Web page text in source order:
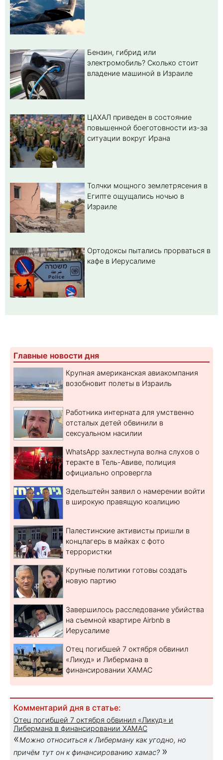
Бензин, гибрид или
электромобиль? Cколько стоит
владение машиной в Израиле
ЦАХАЛ приведен в состояние
повышенной боеготовности из-за
ситуации вокруг Ирана
Толчки мощного землетрясения в
Египте ощущались ночью в
Израиле
Ортодоксы пытались прорваться в
кафе в Иерусалиме
Главные новости дня
Крупная американская авиакомпания
возобновит полеты в Израиль
Работника интерната для умственно
отсталых детей обвинили в
сексуальном насилии
WhatsApp захлестнула волна слухов о
теракте в Тель-Авиве, полиция
официально опровергла
Эдельштейн заявил о намерении войти
в широкую правящую коалицию
Палестинские активисты пришли в
концлагерь в майках с фото
террористки
Крупные политики готовы создать
новую партию
Завершилось расследование убийства
на съемной квартире Airbnb в
Иерусалиме
Отец погибшей 7 октября обвинил
«Ликуд» и Либермана в
финансировании ХАМАС
Комментарий дня в статье:
Отец погибшей 7 октября обвинил «Ликуд» и
Либермана в финансировании ХАМАС
«Можно относиться к Либерману как угодно, но
причём тут он к финансированию хамас? »